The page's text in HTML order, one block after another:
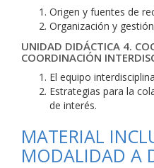
Origen y fuentes de
Organización y
UNIDAD DIDÁCTICA 4.
COORDINACIÓN
El equipo
Estrategias para la
de interés.
MATERIAL
MODALIDAD A